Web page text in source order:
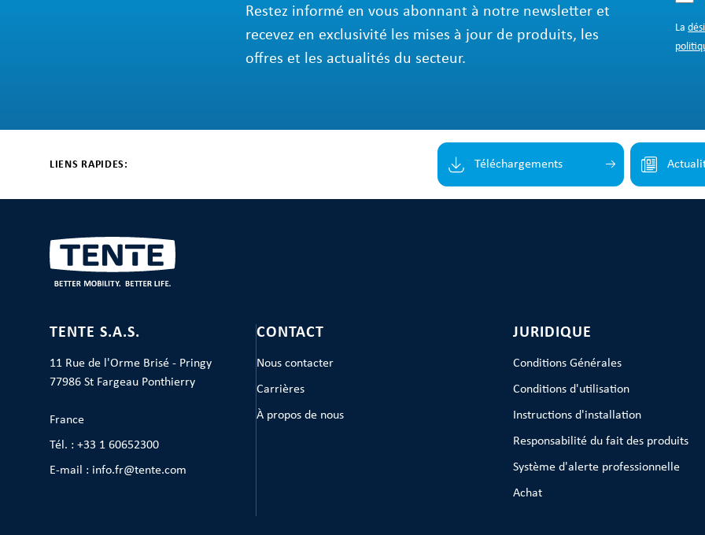
Restez informé en vous abonnant à notre newsletter et
recevez en exclusivité les mises à jour de produits, les
offres et les actualités du secteur.
La
LIENS RAPIDES: Téléchargements
TENTE S.A.S.
11 Rue de l'Orme Brisé - Pringy
77986 St Fargeau Ponthierry
France
Tél. : +33 1 60652300
E-mail : info.fr@tente.com
CONTACT
Nous contacter
Carrières
À propos de nous
JURIDIQUE
Conditions Générales
Conditions d'utilisation
Instructions d'installation
Responsabilité du fait des produits
Système d'alerte professionnelle
Achat